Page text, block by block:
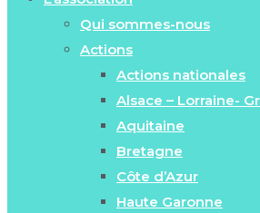
Qui sommes-nous
Actions
Actions nationales
Alsace – Lorraine-
Aquitaine
Bretagne
Côte d’Azur
Haute Garonne